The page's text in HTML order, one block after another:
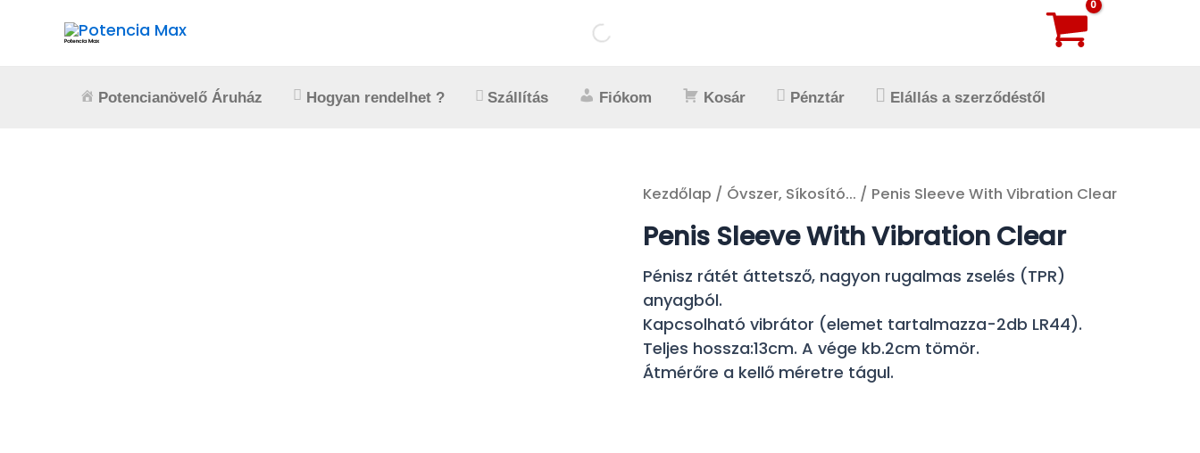
Potencia Max
Potencianövelő Áruház Hogyan rendelhet ? Szállítás Fiókom Kosár Pénztár Elállás a szerződéstől
Kezdőlap / Óvszer, Síkosító... / Penis Sleeve With Vibration Clear
Penis Sleeve With Vibration Clear
Pénisz rátét áttetsző, nagyon rugalmas zselés (TPR)
anyagból.
Kapcsolható vibrátor (elemet tartalmazza-2db LR44).
Teljes hossza:13cm. A vége kb.2cm tömör.
Átmérőre a kellő méretre tágul.